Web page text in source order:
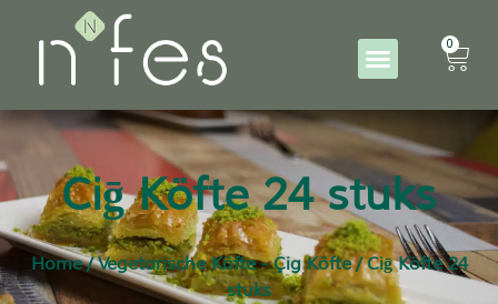
0
Ciḡ Köfte 24 stuks
Home/Vegetarische Köfte - Çig Köfte/ Ciḡ Köfte 24
stuks